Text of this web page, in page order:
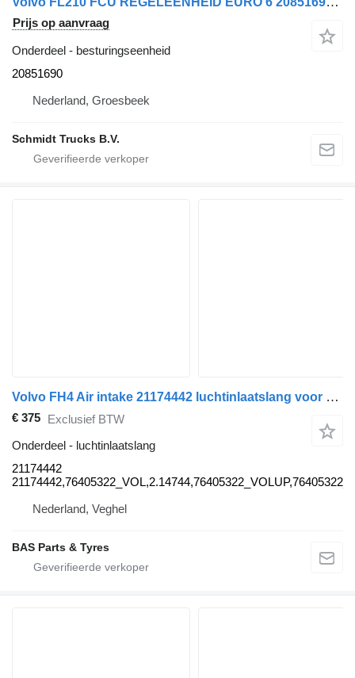
Prijs op aanvraag
Onderdeel - besturingseenheid
20851690
Nederland, Groesbeek
Schmidt Trucks B.V.
Volvo FH4 Air intake 21174442 luchtinlaatslang voor Volvo FH4 vrachtwagen
€ 375 Exclusief BTW
Onderdeel - luchtinlaatslang
21174442
Nederland, Veghel
BAS Parts & Tyres